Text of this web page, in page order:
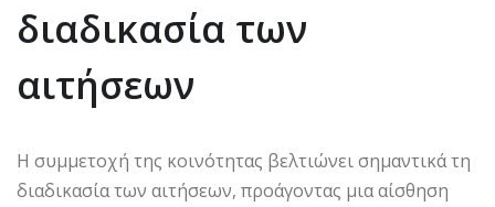
διαδικασία των
αιτήσεων
Η συμμετοχή της κοινότητας βελτιώνει σημαντικά τη
διαδικασία των αιτήσεων, προάγοντας μια αίσθηση